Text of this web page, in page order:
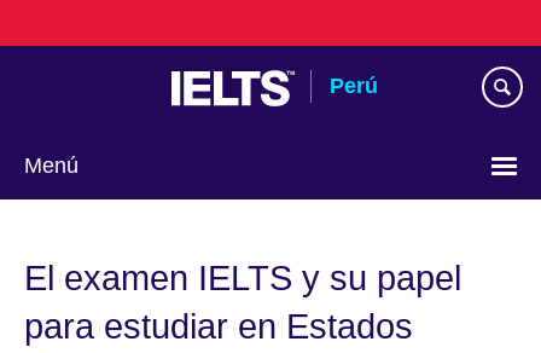
to
Perú
Menú
language
El examen IELTS y su papel
para estudiar en Estados